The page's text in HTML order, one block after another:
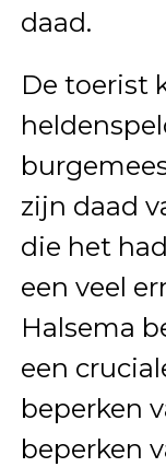
daad.
De toerist
zijn daad
die het
een veel
Halsema
een
beperken
beperken